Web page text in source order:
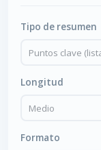
Tipo de resumen
Longitud
Formato